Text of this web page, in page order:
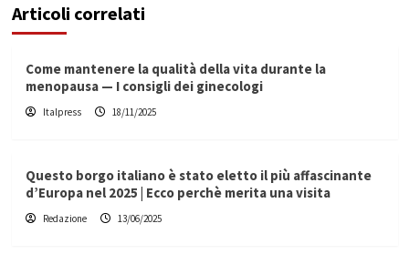
Articoli correlati
Come mantenere la qualità della vita durante la
menopausa — I consigli dei ginecologi
Italpress 18/11/2025
Questo borgo italiano è stato eletto il più affascinante
d’Europa nel 2025 | Ecco perchè merita una visita
Redazione 13/06/2025